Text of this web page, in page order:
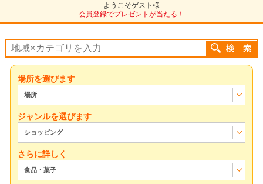
ようこそゲスト様
会員登録でプレゼントが当たる！
場所を選びます
場所
ジャンルを選びます
ショッピング
さらに詳しく
食品・菓子